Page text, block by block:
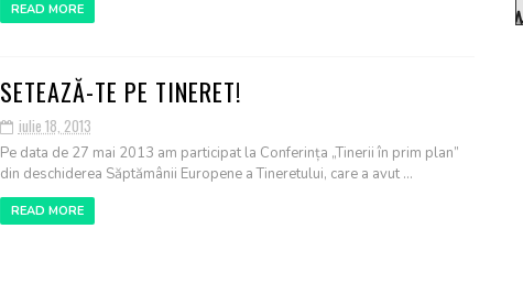
READ MORE
SETEAZĂ-TE PE TINERET!
iulie 18, 2013
Pe data de 27 mai 2013 am participat la Conferința „Tinerii în prim plan”
din deschiderea Săptămânii Europene a Tineretului, care a avut ...
READ MORE